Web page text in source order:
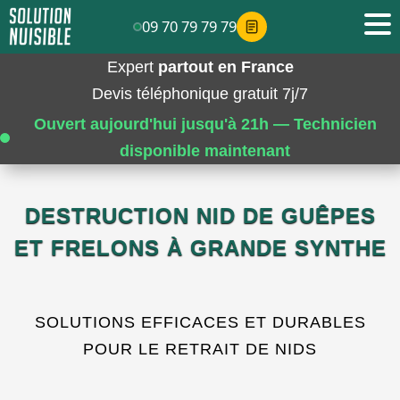
Expert partout en France
Devis téléphonique gratuit 7j/7
Ouvert aujourd'hui jusqu'à 21h — Technicien
disponible maintenant
DESTRUCTION NID DE GUÊPES
ET FRELONS À GRANDE SYNTHE
SOLUTIONS EFFICACES ET DURABLES
POUR LE RETRAIT DE NIDS
09 70 79 79 79